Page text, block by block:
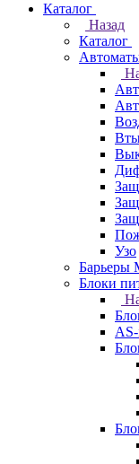
Каталог
Назад
Каталог
Узо
Барьеры
Блоки